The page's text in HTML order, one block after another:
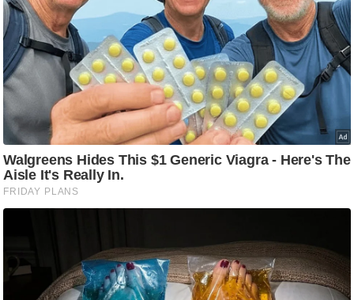
वु
ड
फि
ल्म
स
मी
क्षा
B
r
e
i